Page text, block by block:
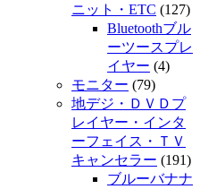
ニット・ETC (127)
Bluetoothブル
ーツースプレ
イヤー (4)
モニター (79)
地デジ・ＤＶＤプ
レイヤー・インタ
ーフェイス・ＴＶ
キャンセラー (191)
ブルーバナナ